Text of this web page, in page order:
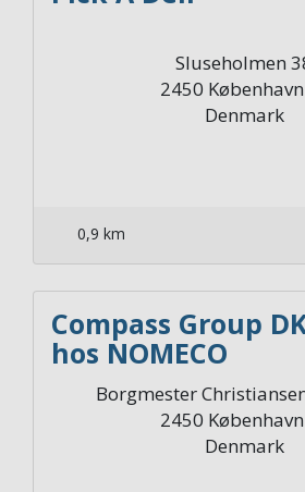
Sluseholmen
2450 København
Denmark
0,9 km
Compass Group
hos NOMECO
Borgmester
2450 København
Denmark